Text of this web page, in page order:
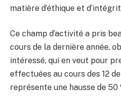
matière d’éthique et
Ce champ d’activité a pris
cours de la dernière année,
intéressé, qui en veut pour
effectuées au cours des 12
représente une hausse de 50